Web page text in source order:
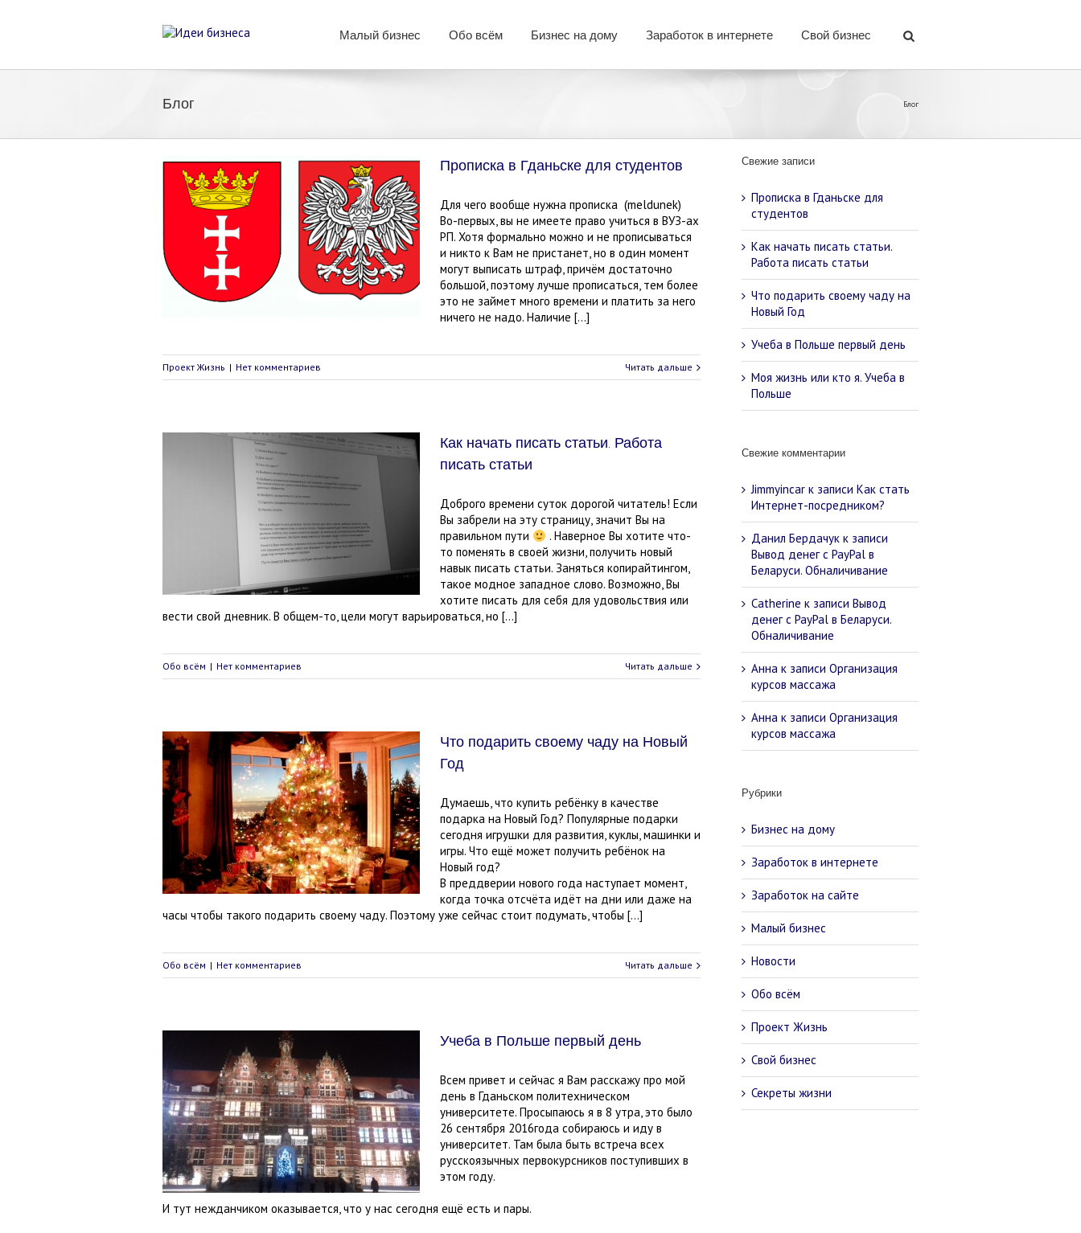
Малый бизнес Обо всём Бизнес на дому Заработок в интернете Свой бизнес
Блог Блог
Прописка в Гданьске для студентов
Для чего вообще нужна прописка (meldunek)
Во-первых, вы не имеете право учиться в ВУЗ-ах
РП. Хотя формально можно и не прописываться
и никто к Вам не пристанет, но в один момент
могут выписать штраф, причём достаточно
большой, поэтому лучше прописаться, тем более
это не займет много времени и платить за него
ничего не надо. Наличие […]
Проект Жизнь | Нет комментариев Читать дальше
Как начать писать статьи. Работа
писать статьи
Доброго времени суток дорогой читатель! Если
Вы забрели на эту страницу, значит Вы на
правильном пути
. Наверное Вы хотите что-
то поменять в своей жизни, получить новый
навык писать статьи. Заняться копирайтингом,
такое модное западное слово. Возможно, Вы
хотите писать для себя для удовольствия или
вести свой дневник. В общем-то, цели могут варьироваться, но […]
Обо всём | Нет комментариев Читать дальше
Что подарить своему чаду на Новый
Год
Думаешь, что купить ребёнку в качестве
подарка на Новый Год? Популярные подарки
сегодня игрушки для развития, куклы, машинки и
игры. Что ещё может получить ребёнок на
Новый год?
В преддверии нового года наступает момент,
когда точка отсчёта идёт на дни или даже на
часы чтобы такого подарить своему чаду. Поэтому уже сейчас стоит подумать, чтобы […]
Обо всём | Нет комментариев Читать дальше
Учеба в Польше первый день
Всем привет и сейчас я Вам расскажу про мой
день в Гданьском политехническом
университете. Просыпаюсь я в 8 утра, это было
26 сентября 2016года собираюсь и иду в
университет. Там была быть встреча всех
русскоязычных первокурсников поступивших в
этом году.
И тут нежданчиком оказывается, что у нас сегодня ещё есть и пары.
Свежие записи
Прописка в Гданьске для
студентов
Как начать писать статьи.
Работа писать статьи
Что подарить своему чаду на
Новый Год
Учеба в Польше первый день
Моя жизнь или кто я. Учеба в
Польше
Свежие комментарии
Jimmyincar к записи Как стать
Интернет-посредником?
Данил Бердачук к записи
Вывод денег с PayPal в
Беларуси. Обналичивание
Catherine к записи Вывод
денег с PayPal в Беларуси.
Обналичивание
Анна к записи Организация
курсов массажа
Анна к записи Организация
курсов массажа
Рубрики
Бизнес на дому
Заработок в интернете
Заработок на сайте
Малый бизнес
Новости
Обо всём
Проект Жизнь
Свой бизнес
Секреты жизни